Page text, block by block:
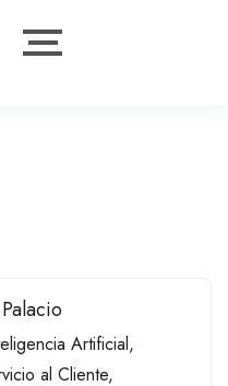
Artificial,
al Cliente,